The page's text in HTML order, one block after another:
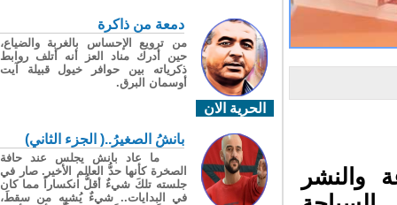
والنشر
الحرية الان
دمعة من ذاكرة
من ترويع الإحساس بالغربة والضياع،
حين أدرك مناد العز أنه أتلف روابط
ذكرياته بين حوافر خيول قبيلة آيت
أوسمان البرق.
بانشُ الصغيرُ..( الجزء الثاني)
ما عاد بانش يجلس عند حافة
الصخرة كأنها حدُّ العالم الأخير. صار في
جلسته تلكَ شيءٌ أقلُّ انكساراً مما كان
في البدايات.. شيءٌ يُشبِه من سقطَ،